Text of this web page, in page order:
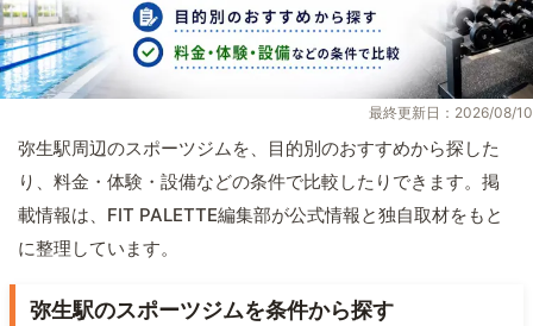
最終更新日：2026/08/10
弥生駅周辺のスポーツジムを、目的別のおすすめから探した
り、料金・体験・設備などの条件で比較したりできます。掲
載情報は、FIT PALETTE編集部が公式情報と独自取材をもと
に整理しています。
弥生駅のスポーツジムを条件から探す